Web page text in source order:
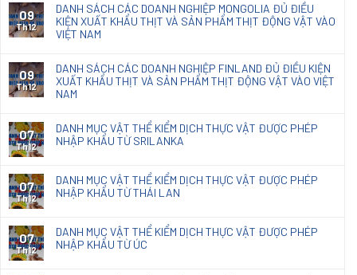
09
Th12
DANH SÁCH CÁC DOANH NGHIỆP MONGOLIA ĐỦ ĐIỀU
KIỆN XUẤT KHẨU THỊT VÀ SẢN PHẨM THỊT ĐỘNG VẬT VÀO
VIỆT NAM
09
Th12
DANH SÁCH CÁC DOANH NGHIỆP FINLAND ĐỦ ĐIỀU KIỆN
XUẤT KHẨU THỊT VÀ SẢN PHẨM THỊT ĐỘNG VẬT VÀO VIỆT
NAM
07
Th12
DANH MỤC VẬT THỂ KIỂM DỊCH THỰC VẬT ĐƯỢC PHÉP
NHẬP KHẨU TỪ SRILANKA
07
Th12
DANH MỤC VẬT THỂ KIỂM DỊCH THỰC VẬT ĐƯỢC PHÉP
NHẬP KHẨU TỪ THÁI LAN
07
Th12
DANH MỤC VẬT THỂ KIỂM DỊCH THỰC VẬT ĐƯỢC PHÉP
NHẬP KHẨU TỪ ÚC